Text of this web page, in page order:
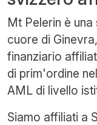
Mt Pelerin è
cuore di
finanziario
di prim'ordine
AML di livello
Siamo affiliati a